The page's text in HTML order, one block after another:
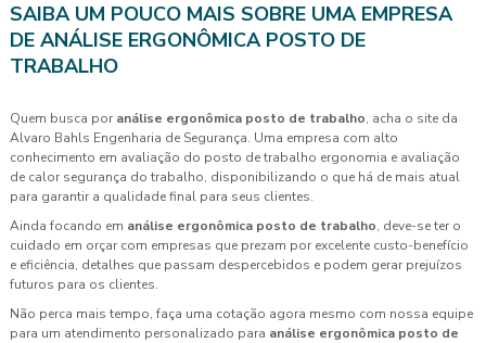
SAIBA UM POUCO MAIS SOBRE UMA EMPRESA
DE ANÁLISE ERGONÔMICA POSTO DE
TRABALHO
Quem busca por análise ergonômica posto de trabalho, acha o site da
Alvaro Bahls Engenharia de Segurança. Uma empresa com alto
conhecimento em avaliação do posto de trabalho ergonomia e avaliação
de calor segurança do trabalho, disponibilizando o que há de mais atual
para garantir a qualidade final para seus clientes.
Ainda focando em análise ergonômica posto de trabalho, deve-se ter o
cuidado em orçar com empresas que prezam por excelente custo-benefício
e eficiência, detalhes que passam despercebidos e podem gerar prejuízos
futuros para os clientes.
Não perca mais tempo, faça uma cotação agora mesmo com nossa equipe
para um atendimento personalizado para análise ergonômica posto de